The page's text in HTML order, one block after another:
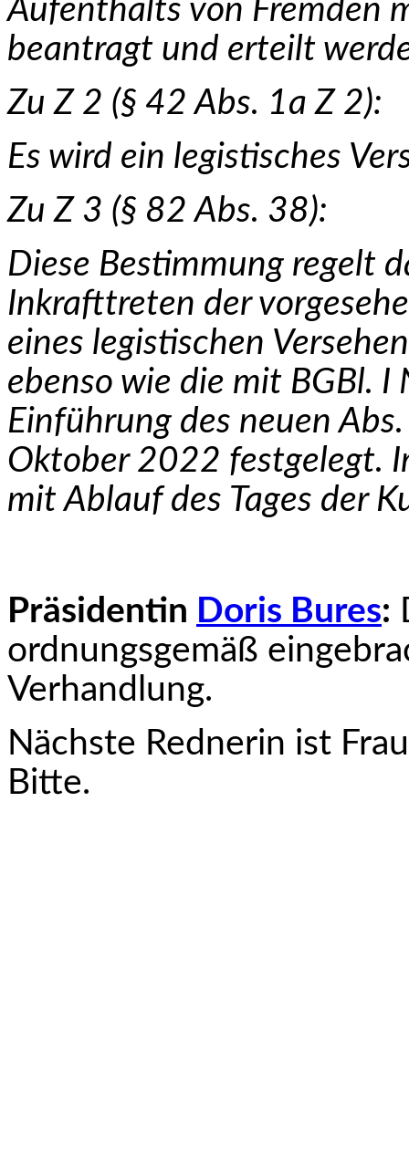
Aufenthalts von Fremden
beantragt und erteilt
Zu Z 2 (§ 42 Abs. 1a Z 2):
Es wird ein legistisches
Zu Z 3 (§ 82 Abs. 38):
Diese Bestimmung regelt
Inkrafttreten der
eines legistischen
ebenso wie die mit BGBl.
Einführung des neuen
Oktober 2022 festgelegt.
mit Ablauf des Tages der
Präsidentin Doris Bures:
ordnungsgemäß
Verhandlung.
Nächste Rednerin ist
Bitte.